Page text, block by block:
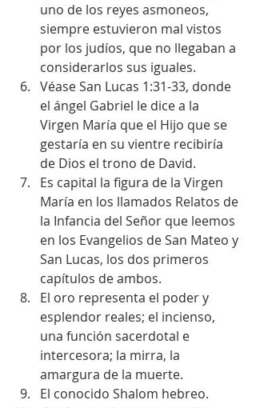
uno de los reyes asmoneos,
siempre estuvieron mal vistos
por los judíos, que no llegaban a
considerarlos sus iguales.
Véase San Lucas 1:31-33, donde
el ángel Gabriel le dice a la
Virgen María que el Hijo que se
gestaría en su vientre recibiría
de Dios el trono de David.
Es capital la figura de la Virgen
María en los llamados Relatos de
la Infancia del Señor que leemos
en los Evangelios de San Mateo y
San Lucas, los dos primeros
capítulos de ambos.
El oro representa el poder y
esplendor reales; el incienso,
una función sacerdotal e
intercesora; la mirra, la
amargura de la muerte.
El conocido Shalom hebreo.